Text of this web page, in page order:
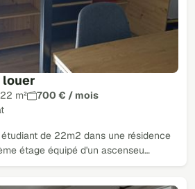
louer
22 m²
700 € / mois
de 22m2 dans une résidence
étage équipé d'un ascenseu…